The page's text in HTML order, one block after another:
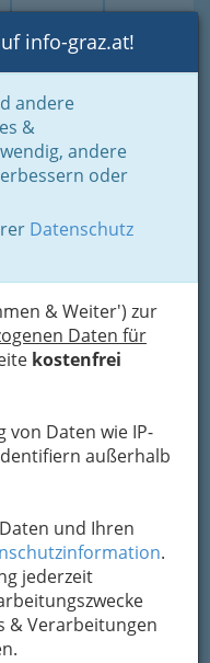
Login Toggle
info-graz.at!
andere
&
andere
oder
Datenschutz
& Weiter') zur
Daten für
kostenfrei
von Daten wie IP-
außerhalb
und Ihren
.
jederzeit
& Verarbeitungen
alle Fälle
Varieté